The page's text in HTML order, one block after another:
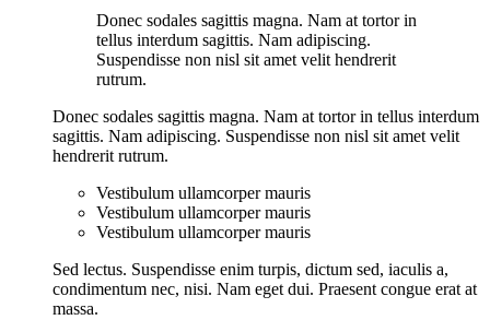
Donec sodales sagittis magna. Nam at tortor in
tellus interdum sagittis. Nam adipiscing.
Suspendisse non nisl sit amet velit hendrerit
rutrum.
Donec sodales sagittis magna. Nam at tortor in tellus interdum
sagittis. Nam adipiscing. Suspendisse non nisl sit amet velit
hendrerit rutrum.
Vestibulum ullamcorper mauris
Vestibulum ullamcorper mauris
Vestibulum ullamcorper mauris
Sed lectus. Suspendisse enim turpis, dictum sed, iaculis a,
condimentum nec, nisi. Nam eget dui. Praesent congue erat at
massa.